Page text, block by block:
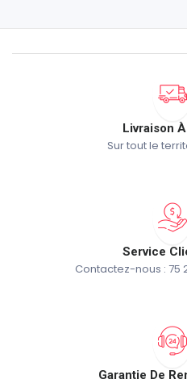
Livraison
Sur tout le
Service
Contactez-nous : 75
Garantie De